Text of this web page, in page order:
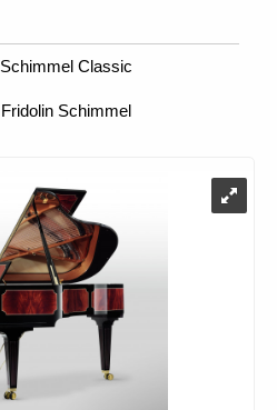
Schimmel Classic
Fridolin Schimmel